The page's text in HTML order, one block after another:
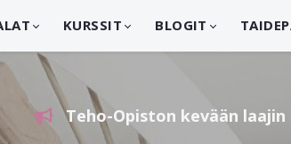
KURSSIT BLOGIT
Teho-Opiston kevään laajin